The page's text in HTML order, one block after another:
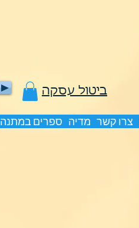
ביטול עסקה
ספרים במתנה מדיה צרו קשר